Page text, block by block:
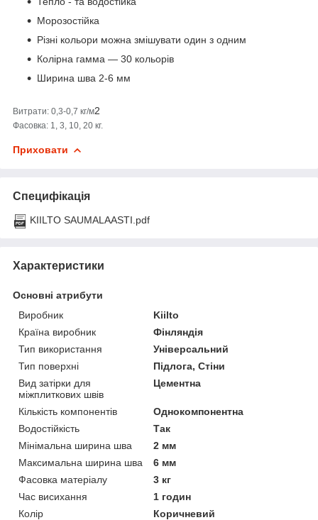
Морозостійка
Різні кольори можна змішувати один з одним
Колірна гамма ― 30 кольорів
Ширина шва 2-6 мм
Витрати: 0,3-0,7 кг/м2
Фасовка: 1, 3, 10, 20 кг.
Приховати
Специфікація
KIILTO SAUMALAASTI.pdf
Характеристики
Основні атрибути
Виробник
Kiilto
Країна виробник
Фінляндія
Тип використання
Універсальний
Тип поверхні
Підлога, Стіни
Вид затірки для
міжплиткових швів
Цементна
Кількість компонентів
Однокомпонентна
Водостійкість
Так
Мінімальна ширина шва
2 мм
Максимальна ширина шва
6 мм
Фасовка матеріалу
3 кг
Час висихання
1 годин
Колір
Коричневий